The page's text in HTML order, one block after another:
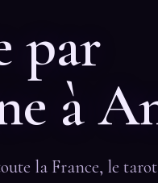
par
à
la France, le